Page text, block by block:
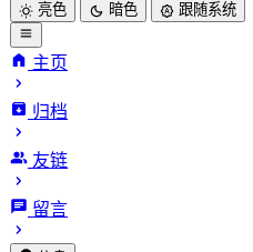
亮色 暗色 跟随系统
主页
归档
友链
留言